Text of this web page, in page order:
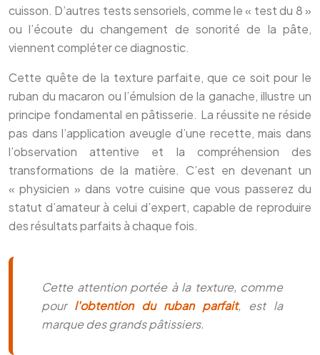
cuisson. D’autres tests sensoriels, comme le « test du 8 »
ou l’écoute du changement de sonorité de la pâte,
viennent compléter ce diagnostic.
Cette quête de la texture parfaite, que ce soit pour le
ruban du macaron ou l’émulsion de la ganache, illustre un
principe fondamental en pâtisserie. La réussite ne réside
pas dans l’application aveugle d’une recette, mais dans
l’observation attentive et la compréhension des
transformations de la matière. C’est en devenant un
« physicien » dans votre cuisine que vous passerez du
statut d’amateur à celui d’expert, capable de reproduire
des résultats parfaits à chaque fois.
Cette attention portée à la texture, comme
pour l'obtention du ruban parfait, est la
marque des grands pâtissiers.